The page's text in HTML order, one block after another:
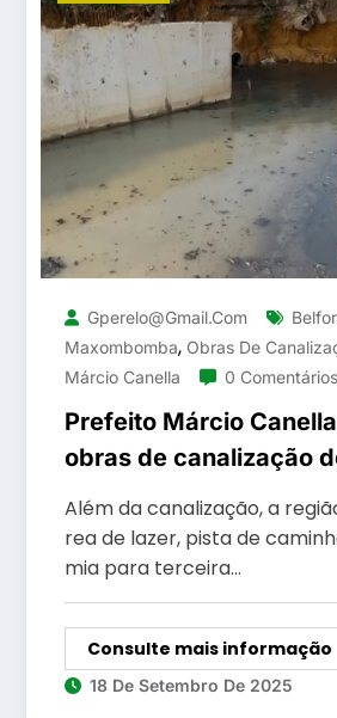
Gperelo@gmail.com
Maxombomba, Obras De
Márcio Canella
0 Comentários
Prefeito Márcio
obras de canalização
Maxombomba em
Além da canalização, a
rea de lazer, pista de
mia para terceira…
Consulte mais informação
18 De Setembro De 2025